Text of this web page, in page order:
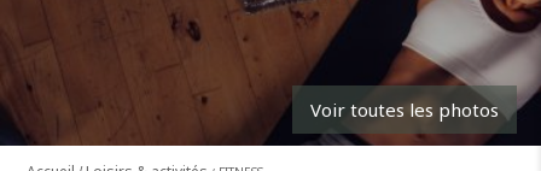
Voir toutes les photos